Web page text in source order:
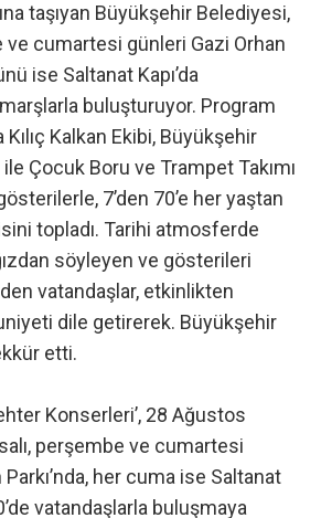
taşıyan Büyükşehir Belediyesi,
ve cumartesi günleri Gazi Orhan
ise Saltanat Kapı’da
buluşturuyor. Program
Kalkan Ekibi, Büyükşehir
Çocuk Boru ve Trampet Takımı
7’den 70’e her yaştan
topladı. Tarihi atmosferde
söyleyen ve gösterileri
vatandaşlar, etkinlikten
dile getirerek. Büyükşehir
etti.
Konserleri’, 28 Ağustos
perşembe ve cumartesi
her cuma ise Saltanat
vatandaşlarla buluşmaya